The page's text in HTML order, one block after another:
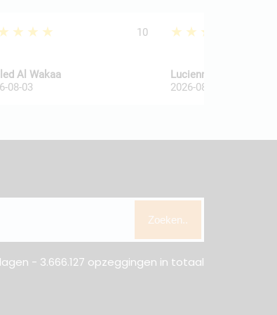
10
Al Wakaa
08-03
★★★★★
Lucienne Van De Haar
2026-08-03
Zoeken..
- 3.666.127 opzeggingen in totaal